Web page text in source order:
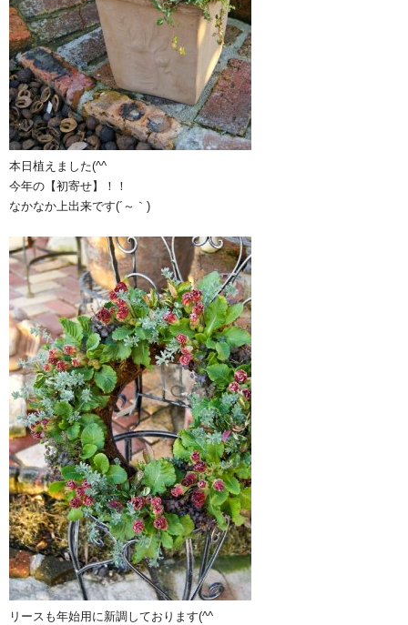
本日植えました(^^ゞ
今年の【初寄せ】！！
なかなか上出来です(´～｀)
リースも年始用に新調しております(^^ゞ